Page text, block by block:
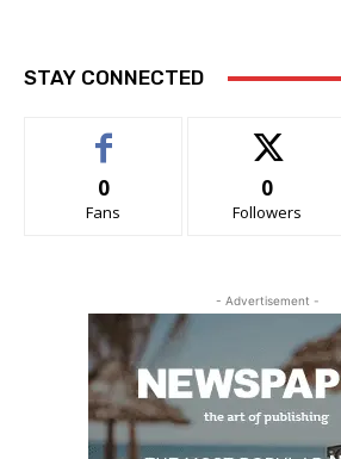
STAY CONNECTED
0
Fans
0
Followers
- Advertisement -